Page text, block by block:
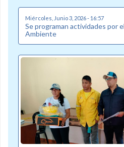
Miércoles, Junio 3, 2026 - 16:57
Se programan actividades por
Ambiente